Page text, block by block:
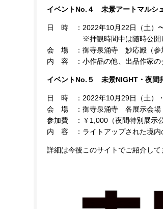
イベントNo.４ 未景アートマルシ
日 時 ：2022年10月22日（土）〜
※拝観時間中は随時公開して
会 場 ：御寺泉涌寺 妙応殿（参加
内 容 ：小作品の他、出品作家の
イベントNo.５ 未景NIGHT・夜間
日 時 ：2022年10月29日（土）
会 場 ：御寺泉涌寺 各展示会場
参加費 ：￥1,000（夜間特別展示
内 容 ：ライトアップされた境内
詳細は今後このサイトでご紹介し